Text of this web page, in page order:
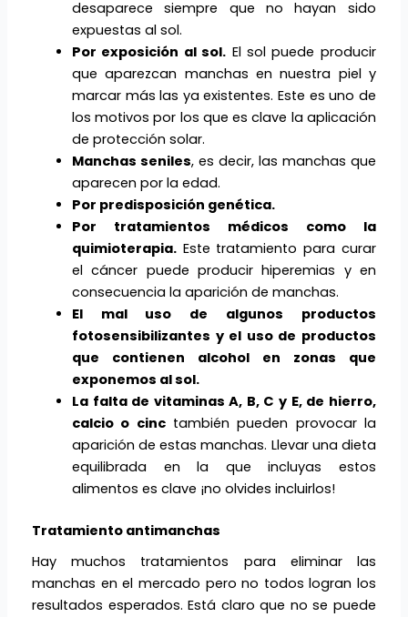
desaparece siempre que no hayan sido
expuestas al sol.
Por exposición al sol. El sol puede producir
que aparezcan manchas en nuestra piel y
marcar más las ya existentes. Este es uno de
los motivos por los que es clave la aplicación
de protección solar.
Manchas seniles, es decir, las manchas que
aparecen por la edad.
Por predisposición genética.
Por tratamientos médicos como la
quimioterapia.Este tratamiento para curar
el cáncer puede producir hiperemias y en
consecuencia la aparición de manchas.
El mal uso de algunos productos
fotosensibilizantes y el uso de productos
que contienen alcohol en zonas que
exponemos al sol.
La falta de vitaminas A, B, C y E, de hierro,
calcio o cinctambién pueden provocar la
aparición de estas manchas. Llevar una dieta
equilibrada en la que incluyas estos
alimentos es clave ¡no olvides incluirlos!
Tratamiento antimanchas
Hay muchos tratamientos para eliminar las
manchas en el mercado pero no todos logran los
resultados esperados. Está claro que no se puede